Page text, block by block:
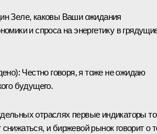
Зеле, каковы Ваши ожидания
и спроса на энергетику в
: Честно говоря, я тоже не ожидаю
будущего.
отраслях первые индикаторы
и биржевой рынок говорит о